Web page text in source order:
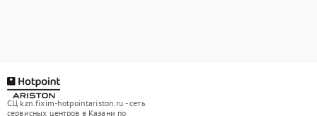
СЦ kzn.fixim-hotpointariston.ru - сеть
сервисных центров в Казани по